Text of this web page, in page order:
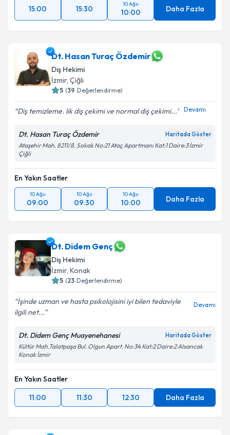
15:00 15:30
10 Ağu
10:00 Daha Fazla
Dt. Hasan Turaç Özdemir
Diş Hekimi
İzmir, Çiğli
5 (39 Değerlendirme)
Diş temizleme. lik diş çekimi ve normal diş çekimi... Devamı
Dt. Hasan Turaç Özdemir Haritada Göster
Ataşehir Mah. 8211/8. Sokak No:21 Ataç Apartmanı Kat:1 Daire:3 İzmir
Çiğli
En Yakın Saatler
10 Ağu
09:00
10 Ağu
09:30
10 Ağu
10:00 Daha Fazla
Dt. Didem Genç
Diş Hekimi
İzmir, Konak
5 (23 Değerlendirme)
İşinde uzman ve hasta psikolojisini iyi bilen tedaviyle
ilgili net...
Devamı
Dt. Didem Genç Muayenehanesi Haritada Göster
Kültür Mah.Talatpaşa Bul. Olgun Apart. No:34 Kat:2 Daire:2 Alsancak
Konak İzmir
En Yakın Saatler
11:00
11:30 12:30 Daha Fazla